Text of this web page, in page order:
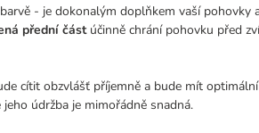
- je dokonalým doplňkem vaší pohovky
přední částúčinně chrání pohovku před
cítit obzvlášť příjemně a bude mít
jeho údržba je mimořádně snadná.